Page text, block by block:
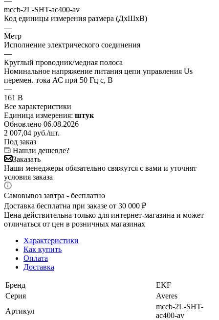
mccb-2L-SHT-ac400-av
Код единицы измерения размера (ДхШхВ)
—
Метр
Исполнение электрического соединения
—
Круглый проводник/медная полоса
Номинальное напряжение питания цепи управления Us
перемен. тока АС при 50 Гц с, В
—
161 В
Все характеристики
Единица измерения: штук
Обновлено 06.08.2026
2 007,04 руб./шт.
Под заказ
Нашли дешевле?
Заказать
Наши менеджеры обязательно свяжутся с вами и уточнят
условия заказа
Самовывоз завтра - бесплатно
Доставка бесплатна при заказе от 30 000 ₽
Цена действительна только для интернет-магазина и может
отличаться от цен в розничных магазинах
Характеристики
Как купить
Оплата
Доставка
Бренд
EKF
Серия
Averes
Артикул
mccb-2L-SHT-
ac400-av